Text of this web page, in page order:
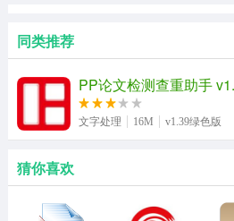
同类推荐
PP论文检测查重助手
文字处理 16M v1.39绿色版
猜你喜欢